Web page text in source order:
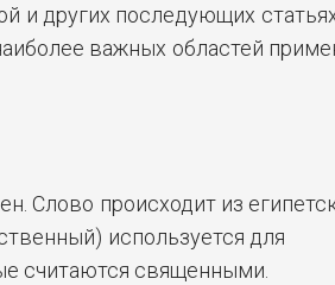
и других последующих
важных областей
Слово происходит из
используется для
считаются священными.